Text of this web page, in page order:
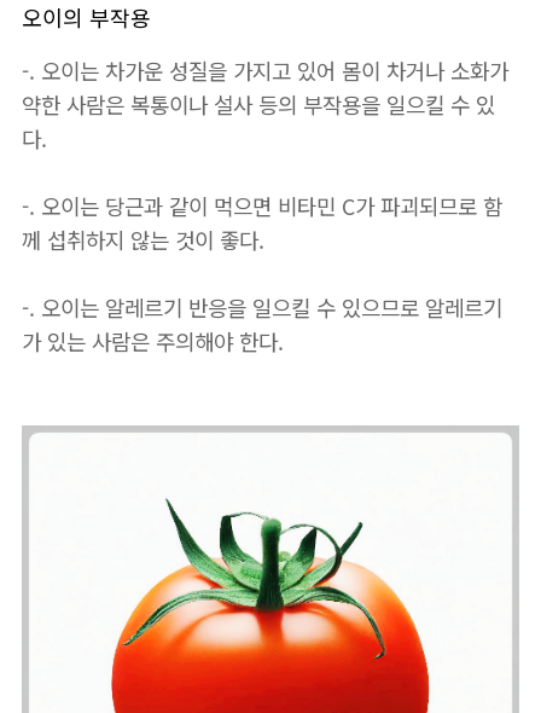
오이의 부작용
-. 오이는 차가운 성질을 가지고 있어 몸이 차거나 소화가
약한 사람은 복통이나 설사 등의 부작용을 일으킬 수 있
다.
-. 오이는 당근과 같이 먹으면 비타민 C가 파괴되므로 함
께 섭취하지 않는 것이 좋다.
-. 오이는 알레르기 반응을 일으킬 수 있으므로 알레르기
가 있는 사람은 주의해야 한다.